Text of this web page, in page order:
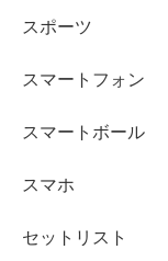
スポーツ
スマートフォン
スマートボール
スマホ
セットリスト